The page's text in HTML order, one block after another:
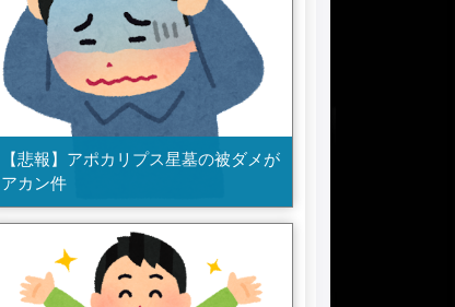
【悲報】アポカリプス星墓の被ダメが
アカン件